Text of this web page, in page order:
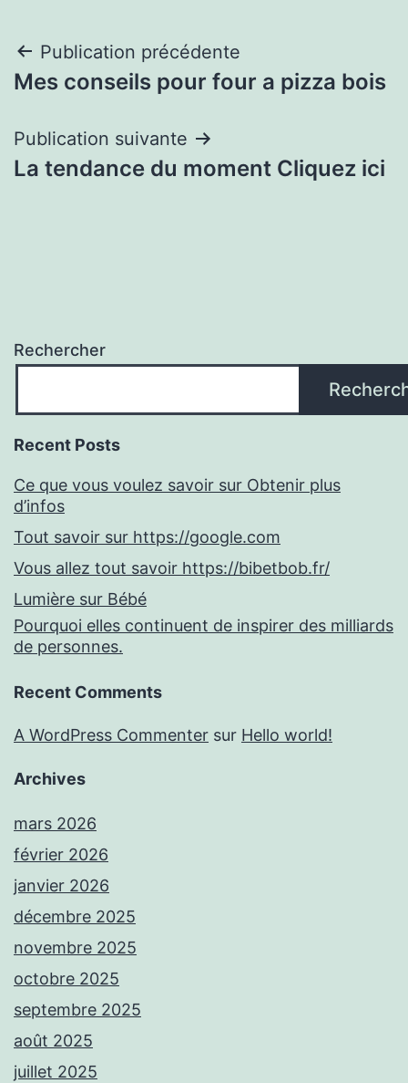
Navigation
de
l’article
Publication précédente
Mes conseils pour four a pizza bois
Publication suivante
La tendance du moment Cliquez ici
Rechercher
Recent Posts
Ce que vous voulez savoir sur Obtenir plus
d’infos
Tout savoir sur https://google.com
Vous allez tout savoir https://bibetbob.fr/
Lumière sur Bébé
Pourquoi elles continuent de inspirer des milliards
de personnes.
Recent Comments
A WordPress Commenter sur Hello world!
Archives
mars 2026
février 2026
janvier 2026
décembre 2025
novembre 2025
octobre 2025
septembre 2025
août 2025
juillet 2025